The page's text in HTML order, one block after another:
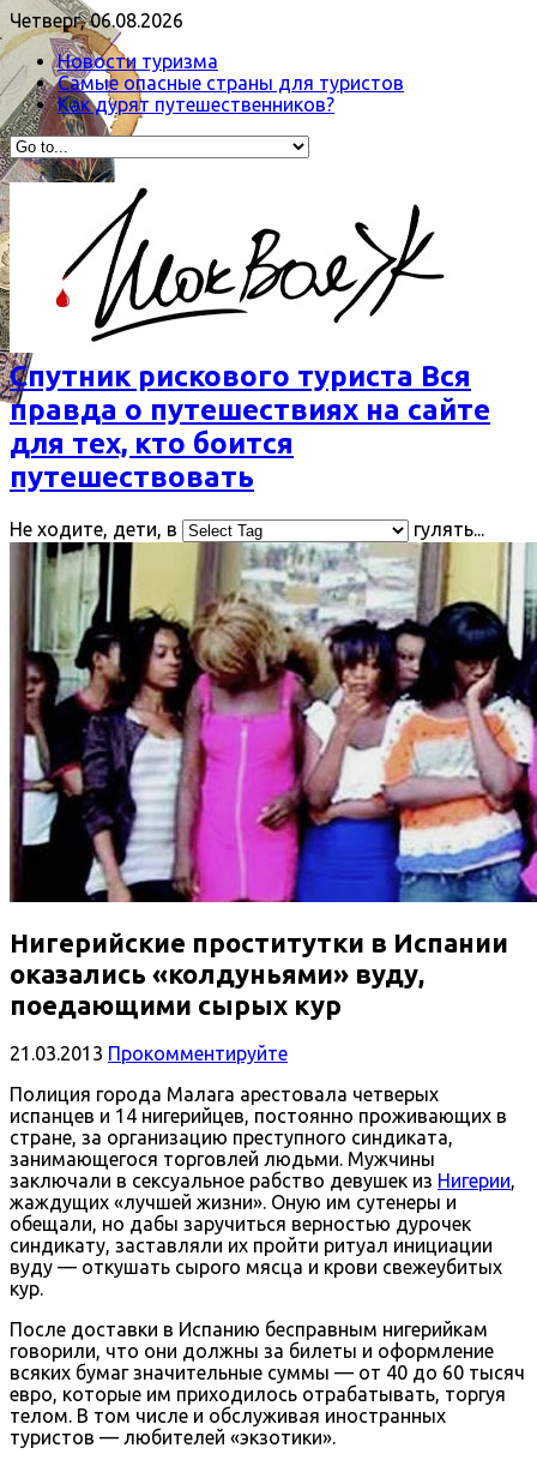
Четверг, 06.08.2026
Новости туризма
Самые опасные страны для туристов
Как дурят путешественников?
Спутник рискового туриста Вся
правда о путешествиях на сайте
для тех, кто боится
путешествовать
Не ходите, дети, в гулять...
Нигерийские проститутки в Испании
оказались «колдуньями» вуду,
поедающими сырых кур
21.03.2013 Прокомментируйте
Полиция города Малага арестовала четверых
испанцев и 14 нигерийцев, постоянно проживающих в
стране, за организацию преступного синдиката,
занимающегося торговлей людьми. Мужчины
заключали в сексуальное рабство девушек из Нигерии,
жаждущих «лучшей жизни». Оную им сутенеры и
обещали, но дабы заручиться верностью дурочек
синдикату, заставляли их пройти ритуал инициации
вуду — откушать сырого мясца и крови свежеубитых
кур.
После доставки в Испанию бесправным нигерийкам
говорили, что они должны за билеты и оформление
всяких бумаг значительные суммы — от 40 до 60 тысяч
евро, которые им приходилось отрабатывать, торгуя
телом. В том числе и обслуживая иностранных
туристов — любителей «экзотики».